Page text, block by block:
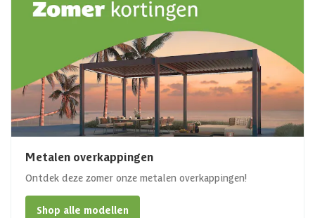
Metalen overkappingen
Ontdek deze zomer onze metalen overkappingen!
Shop alle modellen